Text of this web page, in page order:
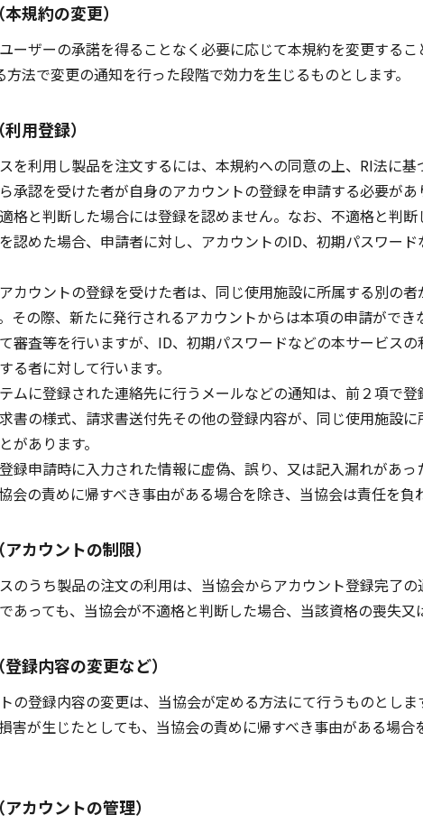
規約の変更）
ーザーの承諾を得ることなく必要に応じて本規約を変更する
法で変更の通知を行った段階で効力を生じるものとします。
用登録）
を利用し製品を注文するには、本規約への同意の上、RI法に
承認を受けた者が自身のアカウントの登録を申請する必要が
格と判断した場合には登録を認めません。なお、不適格と判
認めた場合、申請者に対し、アカウントのID、初期パスワー
カウントの登録を受けた者は、同じ使用施設に所属する別の
その際、新たに発行されるアカウントからは本項の申請がで
審査等を行いますが、ID、初期パスワードなどの本サービス
る者に対して行います。
ムに登録された連絡先に行うメールなどの通知は、前２項で
書の様式、請求書送付先その他の登録内容が、同じ使用施設
があります。
録申請時に入力された情報に虚偽、誤り、又は記入漏れがあ
会の責めに帰すべき事由がある場合を除き、当協会は責任を負
カウントの制限）
のうち製品の注文の利用は、当協会からアカウント登録完了
あっても、当協会が不適格と判断した場合、当該資格の喪失又
録内容の変更など）
の登録内容の変更は、当協会が定める方法にて行うものとし
害が生じたとしても、当協会の責めに帰すべき事由がある場
カウントの管理）